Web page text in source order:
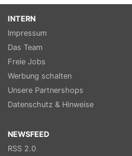
INTERN
Impressum
Das Team
Freie Jobs
Werbung schalten
Unsere Partnershops
Datenschutz & Hinweise
NEWSFEED
RSS 2.0